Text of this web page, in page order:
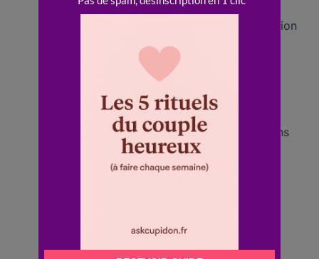
et de ses imperfections.
: Développement d’une relation
saine avec soi-même.
Espace intérieur : Création d’un espace
propice à la réflexion et à la méditation.
Rencontres: Opportunités de faire des
rencontres enrichissantes et inspirantes.
Engagement: Possibilité de s’engager dans
des projets qui ont du sens.
: Exploration de plaisirs simples et
: Amélioration du moral grâce à des